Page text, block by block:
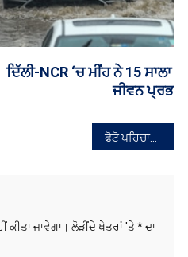
ਦਾ ਰਿਕਾਰਡ ਤੋੜਿਆ, ਜਨ-
ਫੋਟੋ ਪਹਿਚਾਣ ਪੱਤਰ ਤੋਂ ਇਲਾਵਾ 12 ਹੋਰ ਅਧਿਕਾਰਤ ਦਸਤਾਵੇਜ਼ਾਂ ਰਾਹੀਂ ਪਾਈ ਜਾ ਸਕਦੀ ਹੈ ਵੋਟ
ਕੀਤਾ ਜਾਵੇਗਾ। ਲੋੜੀਂਦੇ ਖੇਤਰਾਂ 'ਤੇ*ਦਾ